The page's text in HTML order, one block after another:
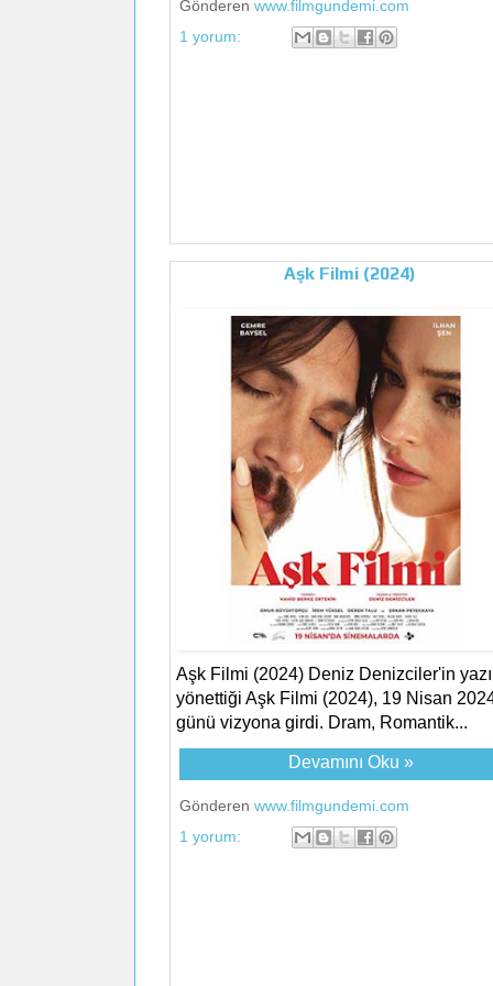
Gönderen www.filmgundemi.com
1 yorum:
Aşk Filmi (2024)
Aşk Filmi (2024) Deniz Denizciler'in
yönettiği Aşk Filmi (2024), 19 Nisan
günü vizyona girdi. Dram, Romantik...
Devamını Oku »
Gönderen www.filmgundemi.com
1 yorum: